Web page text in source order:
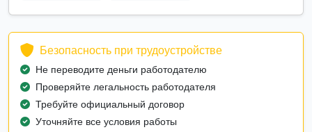
Безопасность при трудоустройстве
Не переводите деньги работодателю
Проверяйте легальность работодателя
Требуйте официальный договор
Уточняйте все условия работы